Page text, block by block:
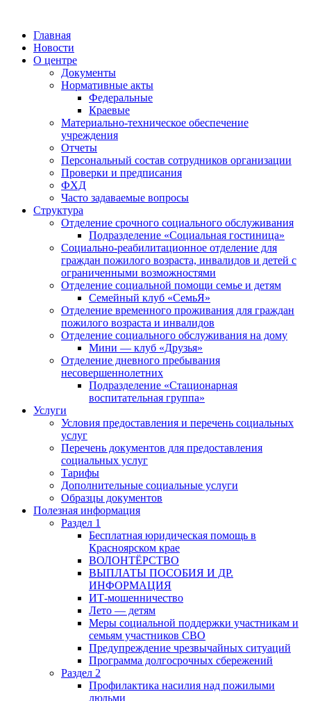
Главная
Новости
О центре
Документы
Нормативные акты
Федеральные
Краевые
Материально-техническое обеспечение
учреждения
Отчеты
Персональный состав сотрудников организации
Проверки и предписания
ФХД
Часто задаваемые вопросы
Структура
Отделение срочного социального обслуживания
Подразделение «Социальная гостиница»
Социально-реабилитационное отделение для
граждан пожилого возраста, инвалидов и детей с
ограниченными возможностями
Отделение социальной помощи семье и детям
Семейный клуб «СемьЯ»
Отделение временного проживания для граждан
пожилого возраста и инвалидов
Отделение социального обслуживания на дому
Мини — клуб «Друзья»
Отделение дневного пребывания
несовершеннолетних
Подразделение «Стационарная
воспитательная группа»
Услуги
Условия предоставления и перечень социальных
услуг
Перечень документов для предоставления
социальных услуг
Тарифы
Дополнительные социальные услуги
Образцы документов
Полезная информация
Раздел 1
Бесплатная юридическая помощь в
Красноярском крае
ВОЛОНТЁРСТВО
ВЫПЛАТЫ ПОСОБИЯ И ДР.
ИНФОРМАЦИЯ
ИТ-мошенничество
Лето — детям
Меры социальной поддержки участникам и
семьям участников СВО
Предупреждение чрезвычайных ситуаций
Программа долгосрочных сбережений
Раздел 2
Профилактика насилия над пожилыми
людьми